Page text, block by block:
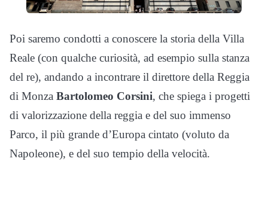
Poi saremo condotti a conoscere la storia della Villa
Reale (con qualche curiosità, ad esempio sulla stanza
del re), andando a incontrare il direttore della Reggia
di Monza Bartolomeo Corsini, che spiega i progetti
di valorizzazione della reggia e del suo immenso
Parco, il più grande d’Europa cintato (voluto da
Napoleone), e del suo tempio della velocità.